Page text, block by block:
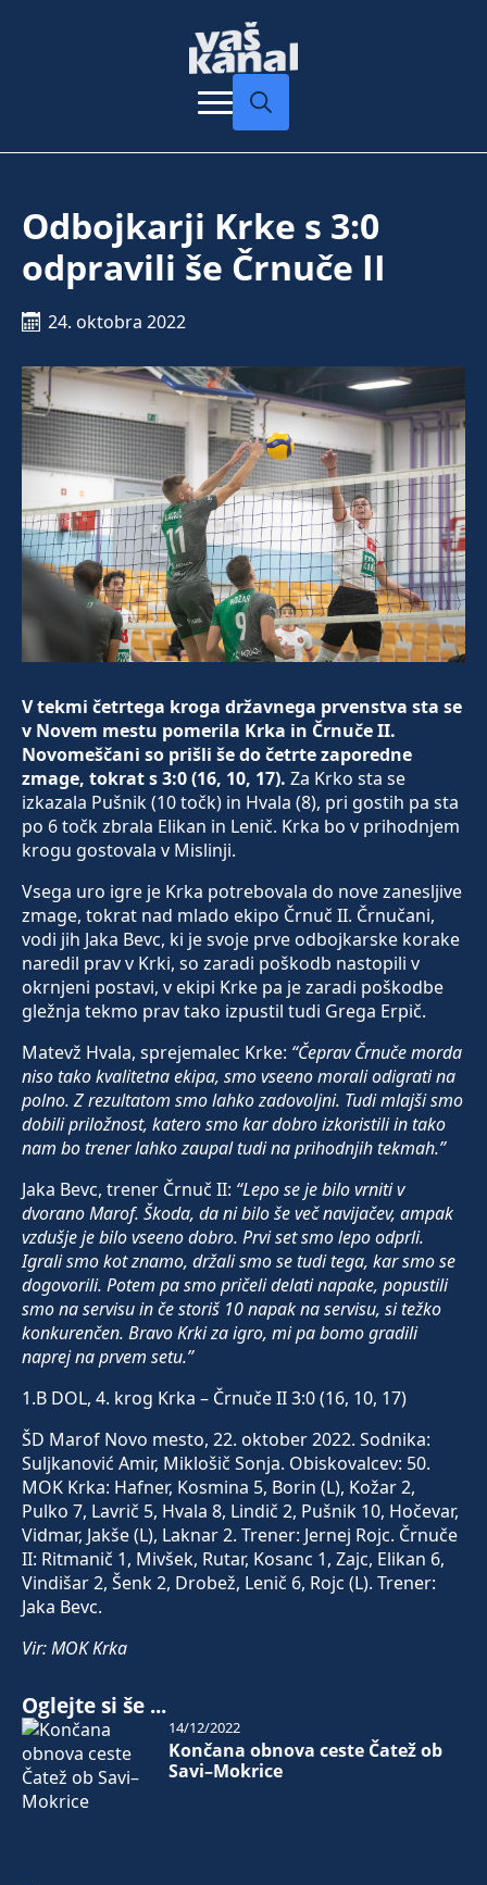
Odbojkarji Krke s 3:0
odpravili še Črnuče II
24. oktobra 2022
V tekmi četrtega kroga državnega prvenstva sta se
v Novem mestu pomerila Krka in Črnuče II.
Novomeščani so prišli še do četrte zaporedne
zmage, tokrat s 3:0 (16, 10, 17). Za Krko sta se
izkazala Pušnik (10 točk) in Hvala (8), pri gostih pa sta
po 6 točk zbrala Elikan in Lenič. Krka bo v prihodnjem
krogu gostovala v Mislinji.
Vsega uro igre je Krka potrebovala do nove zanesljive
zmage, tokrat nad mlado ekipo Črnuč II. Črnučani,
vodi jih Jaka Bevc, ki je svoje prve odbojkarske korake
naredil prav v Krki, so zaradi poškodb nastopili v
okrnjeni postavi, v ekipi Krke pa je zaradi poškodbe
gležnja tekmo prav tako izpustil tudi Grega Erpič.
Matevž Hvala, sprejemalec Krke: “Čeprav Črnuče morda
niso tako kvalitetna ekipa, smo vseeno morali odigrati na
polno. Z rezultatom smo lahko zadovoljni. Tudi mlajši smo
dobili priložnost, katero smo kar dobro izkoristili in tako
nam bo trener lahko zaupal tudi na prihodnjih tekmah.”
Jaka Bevc, trener Črnuč II: “Lepo se je bilo vrniti v
dvorano Marof. Škoda, da ni bilo še več navijačev, ampak
vzdušje je bilo vseeno dobro. Prvi set smo lepo odprli.
Igrali smo kot znamo, držali smo se tudi tega, kar smo se
dogovorili. Potem pa smo pričeli delati napake, popustili
smo na servisu in če storiš 10 napak na servisu, si težko
konkurenčen. Bravo Krki za igro, mi pa bomo gradili
naprej na prvem setu.”
1.B DOL, 4. krog Krka – Črnuče II 3:0 (16, 10, 17)
ŠD Marof Novo mesto, 22. oktober 2022. Sodnika:
Suljkanović Amir, Miklošič Sonja. Obiskovalcev: 50.
MOK Krka: Hafner, Kosmina 5, Borin (L), Kožar 2,
Pulko 7, Lavrič 5, Hvala 8, Lindič 2, Pušnik 10, Hočevar,
Vidmar, Jakše (L), Laknar 2. Trener: Jernej Rojc. Črnuče
II: Ritmanič 1, Mivšek, Rutar, Kosanc 1, Zajc, Elikan 6,
Vindišar 2, Šenk 2, Drobež, Lenič 6, Rojc (L). Trener:
Jaka Bevc.
Vir: MOK Krka
Oglejte si še ...
Končana obnova ceste Čatež ob
Savi–Mokrice
14/12/2022